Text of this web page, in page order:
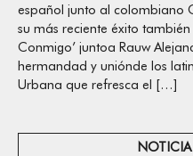
español junto al colombiano
su más reciente éxito
Conmigo’ juntoa Rauw
hermandad y uniónde los
Urbana que refresca el […]
NOTICIA